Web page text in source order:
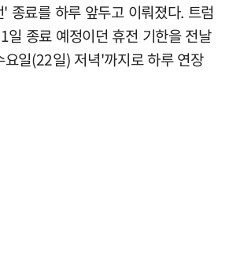
종료를 하루 앞두고 이뤄졌다. 트럼
일 종료 예정이던 휴전 기한을 전날
일(22일) 저녁'까지로 하루 연장